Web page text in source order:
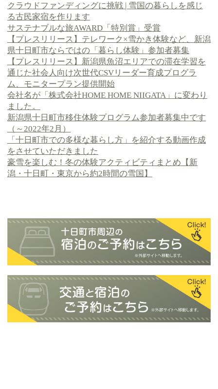
クラウドファンディングに挑戦 | 雪国の暮らしを感じ
る古民家宿を作ります
サステナブルな旅AWARD「特別賞」受賞
【プレスリリース】テレワーク×雪かき体験など、新潟
県十日町市ならではの「暮らし体験」参加者募集
【プレスリリース】新潟県魚沼エリアでの滞在学習を
通じた社会人向け次世代CSVリーダー育成プログラ
ム、モニタープラン提供開始
会社名が「株式会社HOME HOME NIIGATA」に変わり
ました。
新潟県十日町市移住体験プログラム参加者募集中です
（～2022年2月）
「十日町市での多様な暮らし方」を紹介する動画作成
をさせていただきました
豪雪を楽しむ！冬の体験アクティビティまとめ【新
潟・十日町・東京から約2時間の雪国】